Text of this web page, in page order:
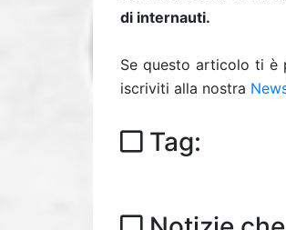
di internauti.
Se questo articolo ti è
iscriviti alla nostra
Tag: